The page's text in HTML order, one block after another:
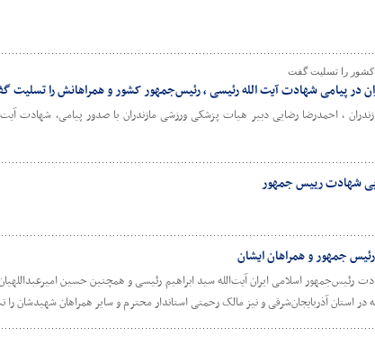
کشور را تسلیت گفت
در پیامی شهادت آیت الله رئیسی ، رئیس‌جمهور کشور و همراهانش را تسلیت
، احمدرضا رضایی دبیر هیات پزشکی ورزشی مازندران با صدور پیامی، شهادت آیت
پی شهادت رییس جمهور
جمهور و همراهان ایشان
اسلامی ایران آیت‌الله سید ابراهیم رئیسی و همچنین حسین
استان آذربایجان‌شرقی و نیز مالک رحمتی استاندار محترم و سایر همراهان شهیدشان